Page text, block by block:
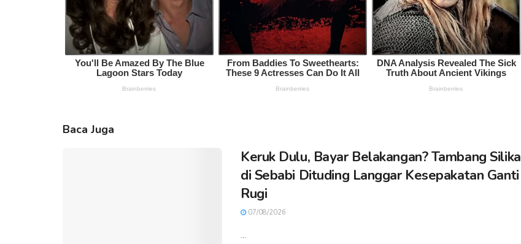
Baca Juga
Keruk Dulu, Bayar Belakangan? Tambang Silika
di Sebabi Dituding Langgar Kesepakatan Ganti
Rugi
07/08/2026